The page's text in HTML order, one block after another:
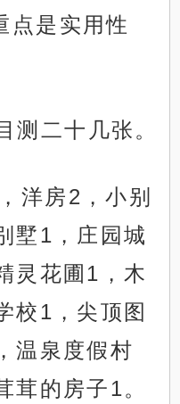
点是实用性
测二十几张。
洋房2，小别
墅1，庄园城
灵花圃1，木
校1，尖顶图
温泉度假村
茸的房子1。